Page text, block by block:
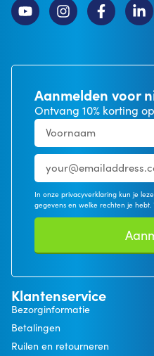
Aanmelden voor
Ontvang 10% korting
In onze privacyverklaring kun je
gegevens en welke rechten je
Klantenservice
Bezorginformatie
Betalingen
Ruilen en retourneren